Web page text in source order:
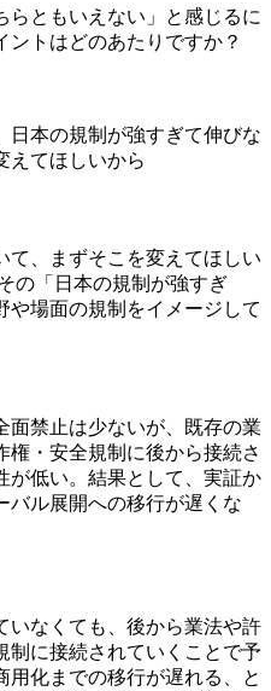
らともいえない」と感じるに
ントはどのあたりですか？
日本の規制が強すぎて伸びな
えてほしいから
て、まずそこを変えてほしい
の「日本の規制が強すぎ
や場面の規制をイメージして
面禁止は少ないが、既存の業
・安全規制に後から接続さ
が低い。結果として、実証か
バル展開への移行が遅くな
いなくても、後から業法や許
制に接続されていくことで予
用化までの移行が遅れる、と